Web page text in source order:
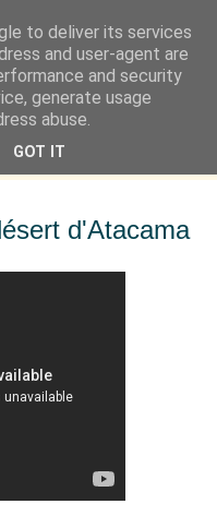
mais shush shush,
de peau. « Soyez
pris. » Oscar Wilde
d'Atacama
to deliver its services
and user-agent are
and security
generate usage
abuse.
GOT IT